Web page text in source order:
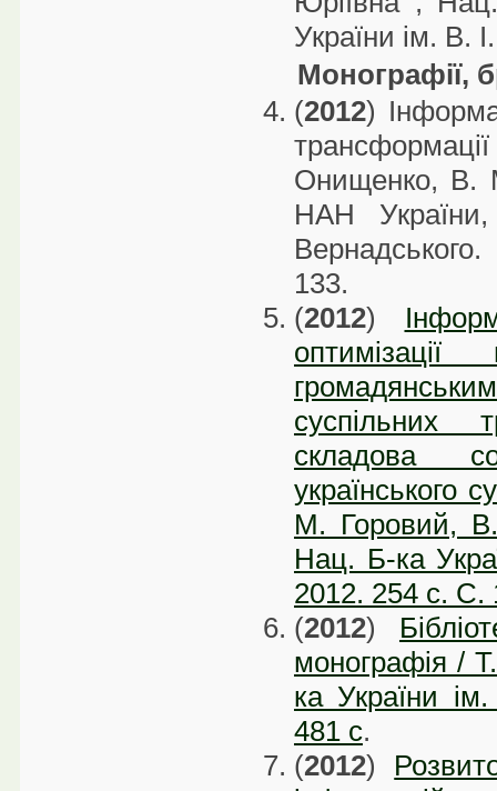
України ім. В.
Монографії,
(2012)
Онищенко, В.
НАН
133.
(2012)
суспільних
складова
українського
М. Горовий,
Нац. Б-ка
2012. 254 с. С.
(2012)
монографія /
ка України
481 с.
(2012)